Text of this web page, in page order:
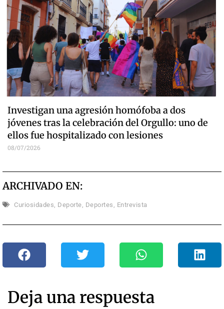
Investigan una agresión homófoba a dos
jóvenes tras la celebración del Orgullo: uno de
ellos fue hospitalizado con lesiones
08/07/2026
ARCHIVADO EN:
Curiosidades Deporte Deportes Entrevista
Deja una respuesta